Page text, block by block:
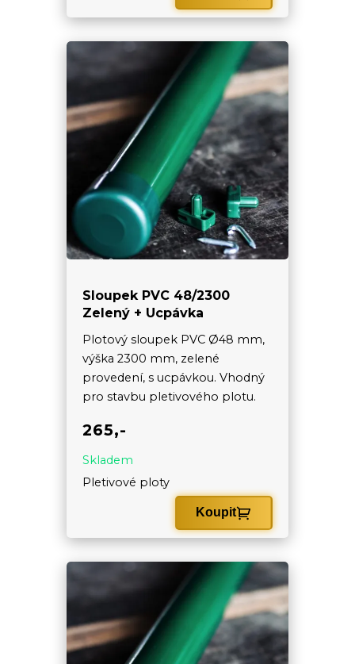
Sloupek PVC 48/2300
Zelený + Ucpávka
Plotový sloupek PVC Ø48 mm,
výška 2300 mm, zelené
provedení, s ucpávkou. Vhodný
pro stavbu pletivového plotu.
265,-
Skladem
Pletivové ploty
Koupit